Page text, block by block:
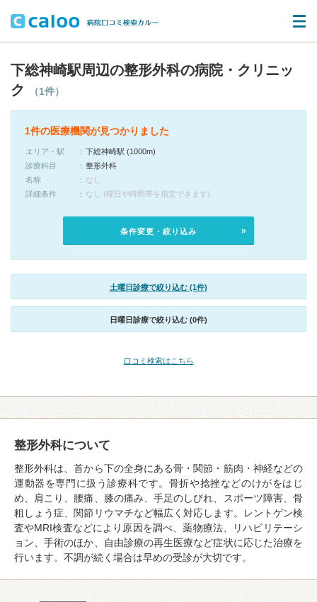
下総神崎駅周辺の整形外科の病院・クリニッ
ク
（1件）
1件の医療機関が見つかりました
エリア・駅
下総神崎駅 (1000m)
診療科目
整形外科
名称
なし
詳細条件
なし (曜日や時間帯を指定できます)
条件変更・絞り込み
土曜日診療で絞り込む (1件)
日曜日診療で絞り込む (0件)
口コミ検索はこちら
整形外科について
整形外科は、首から下の全身にある骨・関節・筋肉・神経などの
運動器を専門に扱う診療科です。骨折や捻挫などのけがをはじ
め、肩こり、腰痛、膝の痛み、手足のしびれ、スポーツ障害、骨
粗しょう症、関節リウマチなど幅広く対応します。レントゲン検
査やMRI検査などにより原因を調べ、薬物療法、リハビリテーシ
ョン、手術のほか、自由診療の再生医療など症状に応じた治療を
行います。不調が続く場合は早めの受診が大切です。